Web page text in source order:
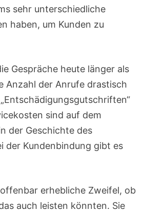
sehr unterschiedliche
haben, um Kunden zu
Gespräche heute länger als
Anzahl der Anrufe drastisch
sind auf dem
der Geschichte des
der Kundenbindung gibt es
erhebliche Zweifel, ob
auch leisten könnten. Sie